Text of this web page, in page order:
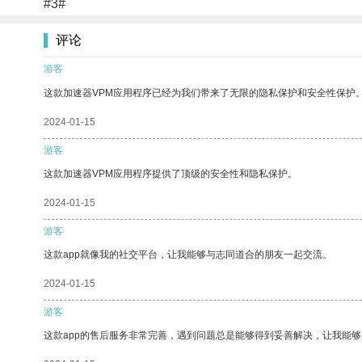
#3#
评论
游客
这款加速器VPM应用程序已经为我们带来了无限的隐私保护和安全性保护。
2024-01-15
游客
这款加速器VPM应用程序提供了顶级的安全性和隐私保护。
2024-01-15
游客
这款app就像我的社交平台，让我能够与志同道合的朋友一起交流。
2024-01-15
游客
这款app的售后服务非常完善，遇到问题总是能够得到妥善解决，让我能够